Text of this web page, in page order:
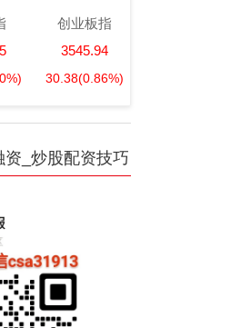
创业板指
3545.94
30.38(0.86%)
_炒股配资技巧